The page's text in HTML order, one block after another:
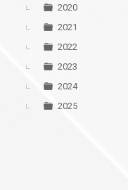
2020
2021
2022
2023
2024
2025